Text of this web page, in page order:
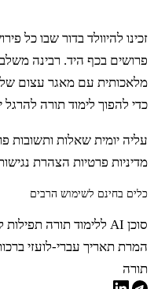
זכינו להיוולד בדור שבו כל
פרושים בכף היד. רבינה
מלאכותית עם מאגר עצום
כדי להפוך לימוד תורה להרגל
עליה יומית שאלות ותשובות
מדיניות פרטיות הצהרת
כלים בחינם לשימוש הרבים
סוכן AI ללימוד תורה תפילות
המרת תאריך עברי-לועזי
תורה